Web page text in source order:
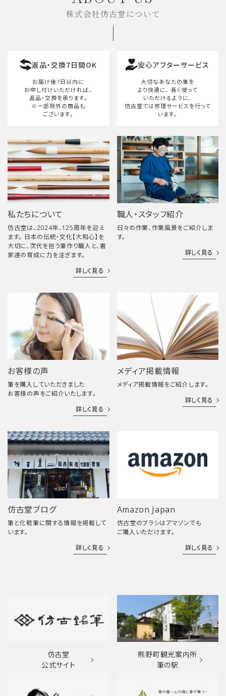
株式会社仿古堂について
返品・交換7日間OK
お届け後7日以内に
お申し付けいただければ、
返品・交換を承ります。
※一部除外の商品も
ございます。
安心アフターサービス
大切なあなたの筆を
より快適に、 長く使って
いただけるように、
仿古堂では修理サービスを行って
います。
私たちについて
仿古堂は、2024年、125周年を迎え
ます。 日本の伝統・文化【大和心】を
大切に、次代を担う筆作り職人と、書
家達の育成に力を注ぎます。
詳しく見る
職人・スタッフ紹介
日々の作業、作業風景をご紹介しま
す。
詳しく見る
お客様の声
筆を購入していただきました
お客様の声をご紹介いたします。
詳しく見る
メディア掲載情報
メディア掲載情報をご紹介します。
詳しく見る
仿古堂ブログ
筆と化粧筆に関する情報を掲載して
います。
詳しく見る
Amazon Japan
仿古堂のブラシはアマゾンでも
ご購入いただけます。
詳しく見る
仿古堂
公式サイト
熊野町観光案内所
筆の駅